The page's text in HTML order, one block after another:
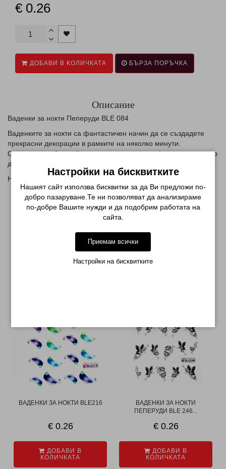
€ 0.26
ДОБАВИ В КОЛИЧКАТА БЪРЗА ПОРЪЧКА
Описание
Ваденки за нокти Пеперуди BLE 084
Ваденките за нокти са фантастичен начин да се създадете
прекрасни декорации в рамките на няколко минути.
Съществуват безкрайни колекции от тях , от френски маникюр
до дизайн за цял нокът, цветя , сърца или различни елементи.
Начин на използване:
нанесете база и цвят по избор
изрежете желаният елемент от ваденката
приложете върху нокътната плочка и притиснете
внимателно за да няма балончета
ВАДЕНКИ ЗА НОКТИ BLE216
€ 0.26
ДОБАВИ В
КОЛИЧКАТА
ВАДЕНКИ ЗА НОКТИ
ПЕПЕРУДИ BLE 246...
€ 0.26
ДОБАВИ В
КОЛИЧКАТА
Настройки на бисквитките
Нашият сайт използва бисквитки за да Ви предложи по-
добро пазаруване.Те ни позволяват да анализираме
по-добре Вашите нужди и да подобрим работата на
сайта.
Приемам всички
Настройки на бисквитките